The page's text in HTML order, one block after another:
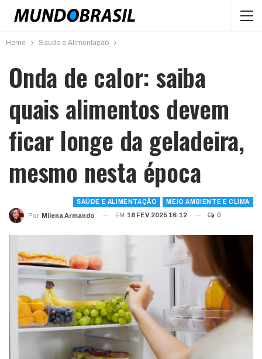
Home Saúde e Alimentação
Onda de calor: saiba
quais alimentos devem
ficar longe da geladeira,
mesmo nesta época
SAÚDE E ALIMENTAÇÃO MEIO AMBIENTE E CLIMA
Por Milena Armando EM 18 FEV 2025 16:12 0